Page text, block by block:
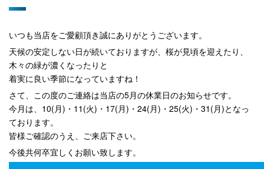
いつも当店をご愛顧頂き誠にありがとうございます。
天候の安定しない日が続いておりますが、桜が見頃を迎えたり、
木々の緑が濃くなったりと
着実に良い季節になっていますね！
さて、この度のご連絡は当店の5月の休業日のお知らせです。
今月は、10(月)・11(火)・17(月)・24(月)・25(火)・31(月)となっ
ております。
皆様ご確認のうえ、ご来店下さい。
今後共何卒宜しくお願い致します。